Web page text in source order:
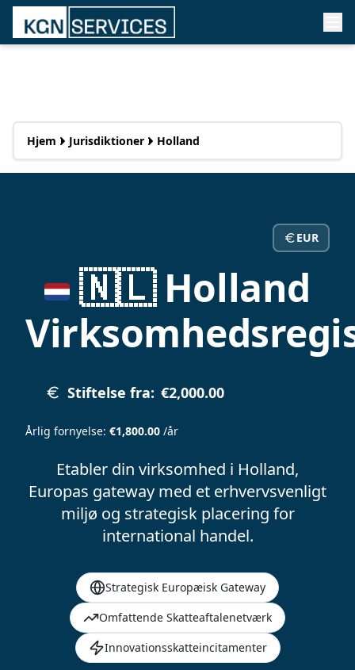
Hjem Jurisdiktioner Holland
EUR
🇳🇱 Holland
Stiftelse fra: €2,000.00
Årlig fornyelse: €1,800.00 /år
Etabler din virksomhed i Holland,
Europas gateway med et erhvervsvenligt
miljø og strategisk placering for
international handel.
Strategisk Europæisk Gateway
Omfattende Skatteaftalenetværk
Innovationsskatteincitamenter